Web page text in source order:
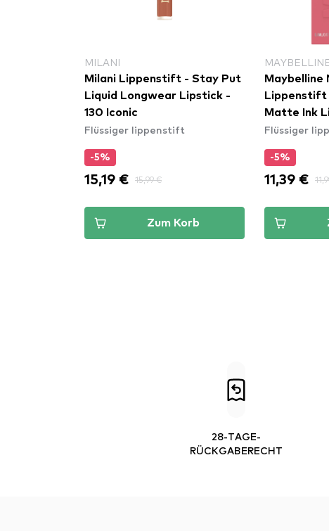
MILANI
Milani Lippenstift - Stay Put
Liquid Longwear Lipstick -
130 Iconic
Flüssiger lippenstift
-5%
15,19 € 15,99 €
Zum Korb
Maybelline
Lippenstift
Matte Ink
180
Flüssiger
-5%
11,39 €
28-TAGE-
RÜCKGABERECHT